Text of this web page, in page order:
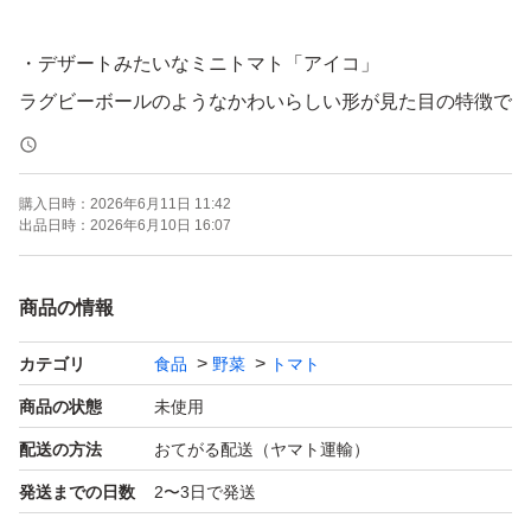
・デザートみたいなミニトマト「アイコ」
ラグビーボールのようなかわいらしい形が見た目の特徴で
す
アイコトマトは、抗酸化物質であるリコピンを多く含みま
す。
・子どもに野菜を食べさせたい方
・フルーツみたいに甘いトマトが好きな方
▼こだわり
スーパーなどで売られているトマトは流通の関係で実が青
購入日時： 2026年6月11日 11:42
出品日時： 2026年6月10日 16:07
商品の情報
カテゴリ 食品 野菜 トマト
商品の状態 未使用
配送の方法 おてがる配送（ヤマト運輸）
発送までの日数 2〜3日で発送